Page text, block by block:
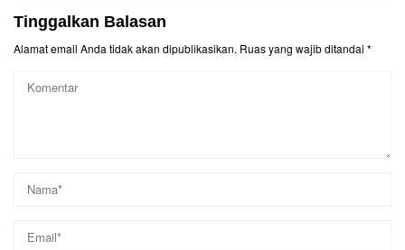
Tinggalkan Balasan
Alamat email Anda tidak akan dipublikasikan. Ruas yang wajib ditandai *